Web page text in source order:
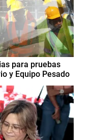
para pruebas
y Equipo Pesado